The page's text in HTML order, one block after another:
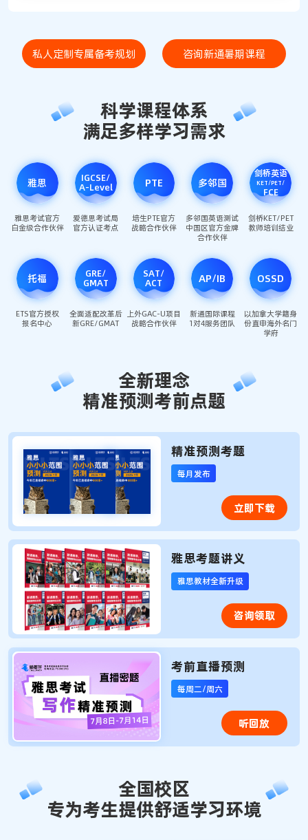
私人定制专属备考规划 咨询新通暑期课程
科学课程体系
满足多样学习需求
雅思
雅思考试官方
白金级合作伙伴
IGCSE/
A-Level
爱德思考试局
官方认证考点
PTE
培生PTE官方
战略合作伙伴
多邻国
多邻国英语测试
中国区官方金牌
合作伙伴
剑桥英语
KET/PET/
FCE
剑桥KET/PET
教师培训结业
托福
ETS官方授权
报名中心
GRE/
GMAT
全面适配改革后
新GRE/GMAT
SAT/
ACT
上外GAC-U项目
战略合作伙伴
AP/IB
新通国际课程
1对4服务团队
OSSD
以加拿大学籍身
份直申海外名门
学府
全新理念
精准预测考前点题
精准预测考题
每月发布
立即下载
雅思考题讲义
雅思教材全新升级
咨询领取
考前直播预测
每周二/周六
听回放
全国校区
专为考生提供舒适学习环境